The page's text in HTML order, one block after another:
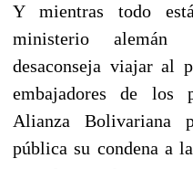
Y mientras todo
ministerio alemán
desaconseja viajar al
embajadores de los
Alianza Bolivariana
pública su condena a